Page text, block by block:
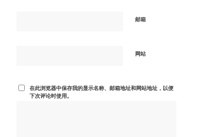
邮箱
网站
在此浏览器中保存我的显示名称、邮箱地址和网站地址，以便
下次评论时使用。